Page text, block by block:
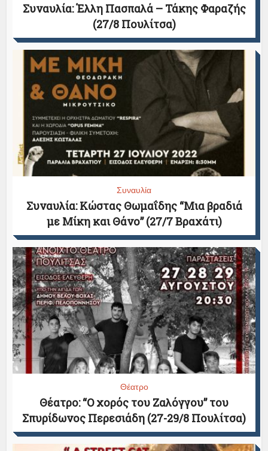
Συναυλία: Έλλη Πασπαλά – Τάκης Φαραζής
(27/8 Πουλίτσα)
Συναυλία
Συναυλία: Κώστας Θωμαΐδης “Μια βραδιά
με Μίκη και Θάνο” (27/7 Βραχάτι)
Θέατρο
Θέατρο: “Ο χορός του Ζαλόγγου” του
Σπυρίδωνος Περεσιάδη (27-29/8 Πουλίτσα)